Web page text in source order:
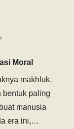
Moral
makhluk.
bentuk paling
manusia
era ini,…